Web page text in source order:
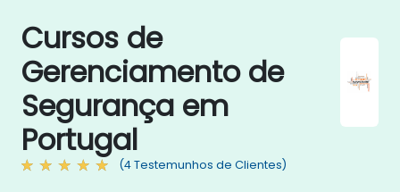
Cursos de
Gerenciamento de
Segurança em
Portugal
(4 Testemunhos de Clientes)